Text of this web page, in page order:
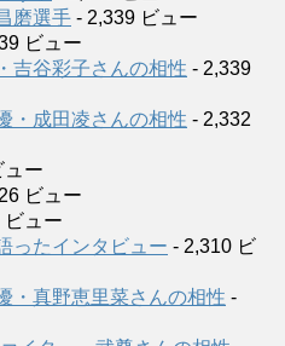
磨選手 - 2,339 ビュー
ビュー
吉谷彩子さんの相性 - 2,339
・成田凌さんの相性 - 2,332
ュー
ビュー
ビュー
ったインタビュー - 2,310 ビ
・真野恵里菜さんの相性 -